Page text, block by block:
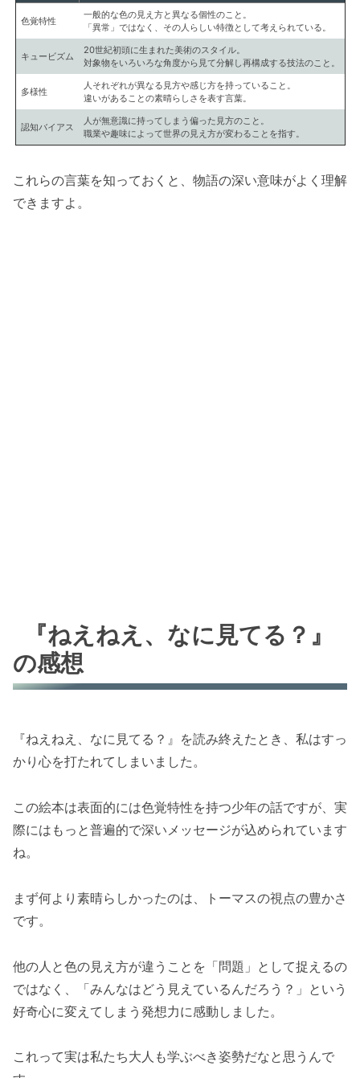
色覚特性
一般的な色の見え方と異なる個性のこと。
「異常」ではなく、その人らしい特徴として考えられている。
キュービズム
20世紀初頭に生まれた美術のスタイル。
対象物をいろいろな角度から見て分解し再構成する技法のこと。
多様性
人それぞれが異なる見方や感じ方を持っていること。
違いがあることの素晴らしさを表す言葉。
認知バイアス
人が無意識に持ってしまう偏った見方のこと。
職業や趣味によって世界の見え方が変わることを指す。
これらの言葉を知っておくと、物語の深い意味がよく理解
できますよ。
『ねえねえ、なに見てる？』
の感想
『ねえねえ、なに見てる？』を読み終えたとき、私はすっ
かり心を打たれてしまいました。
この絵本は表面的には色覚特性を持つ少年の話ですが、実
際にはもっと普遍的で深いメッセージが込められています
ね。
まず何より素晴らしかったのは、トーマスの視点の豊かさ
です。
他の人と色の見え方が違うことを「問題」として捉えるの
ではなく、「みんなはどう見えているんだろう？」という
好奇心に変えてしまう発想力に感動しました。
これって実は私たち大人も学ぶべき姿勢だなと思うんで